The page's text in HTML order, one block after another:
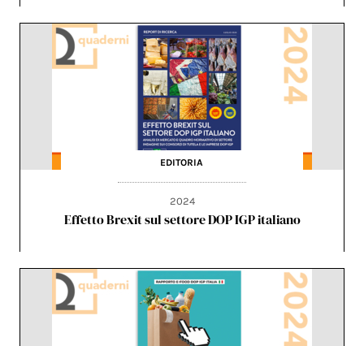
EDITORIA
2024
Effetto Brexit sul settore DOP IGP italiano